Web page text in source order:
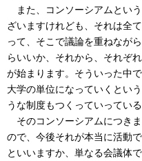
また、コンソーシアムとい
ざいますけれども、それは全
って、そこで議論を重ねなが
らいいか、それから、それぞ
が始まります。そういった中
大学の単位になっていくとい
うな制度もつくっていってい
そのコンソーシアムにつき
ので、今後それが本当に活動
といいますか、単なる会議体